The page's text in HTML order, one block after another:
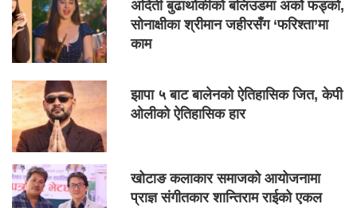
अदिती बुढाथोकीको बलिउडमा अर्को फड्को,
सोनाक्षीका श्रीमान जहीरसँग ‘फरिश्ता’मा
काम
झापा ५ बाट बालेनको ऐतिहासिक जित, केपी
ओलीको ऐतिहासिक हार
खोटाङ कलाकार समाजको आयोजनामा
प्राज्ञ संगीतकार शान्तिराम राईको एकल